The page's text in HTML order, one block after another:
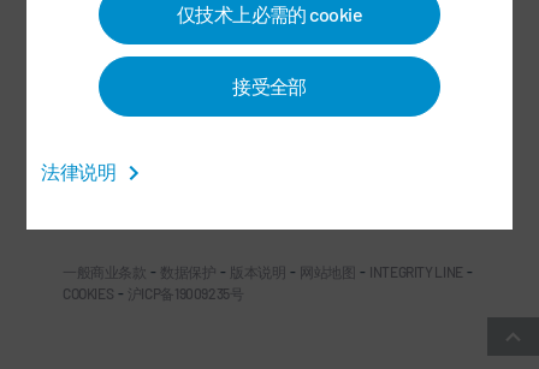
仅技术上必需的 cookie
接受全部
法律说明
社交媒体
一般商业条款 - 数据保护 - 版本说明 - 网站地图 - INTEGRITY LINE -
COOKIES - 沪ICP备19009235号